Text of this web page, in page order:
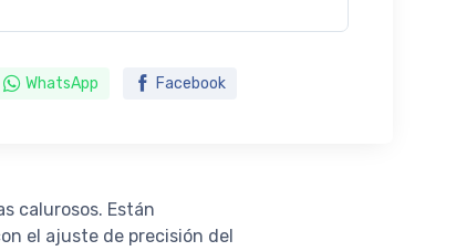
WhatsApp Facebook
calurosos. Están
el ajuste de precisión del